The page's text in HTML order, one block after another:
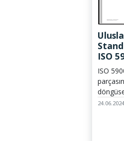
ISO
(30
ISO
teşvik